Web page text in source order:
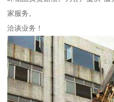
家服务。
洽谈业务！